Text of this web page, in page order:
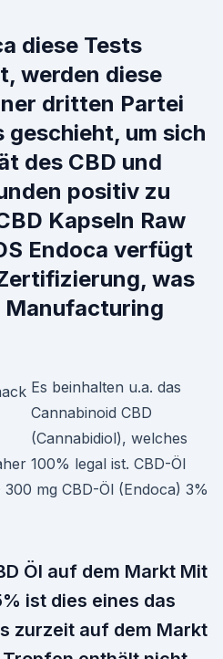
diese Tests
werden diese
dritten Partei
geschieht, um sich
des CBD und
positiv zu
Kapseln Raw
Endoca verfügt
was
Manufacturing
Es beinhalten u.a. das
Cannabinoid CBD
(Cannabidiol), welches
100% legal ist. CBD-Öl
mg CBD-Öl (Endoca) 3%
Öl auf dem Markt Mit
ist dies eines das
zurzeit auf dem Markt